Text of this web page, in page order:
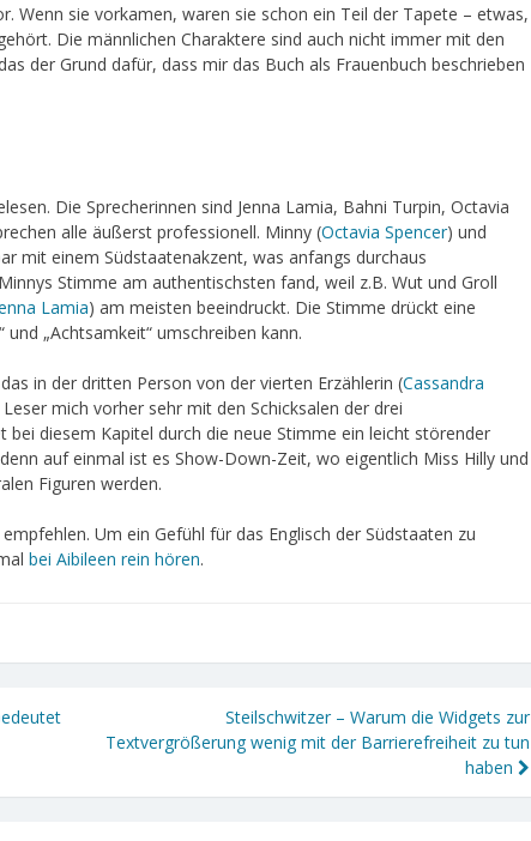
Wenn sie vorkamen, waren sie schon ein Teil der Tapete – etwas,
Die männlichen Charaktere sind auch nicht immer mit den
der Grund dafür, dass mir das Buch als Frauenbuch beschrieben
Die Sprecherinnen sind Jenna Lamia, Bahni Turpin, Octavia
alle äußerst professionell. Minny (Octavia Spencer) und
mit einem Südstaatenakzent, was anfangs durchaus
Stimme am authentischsten fand, weil z.B. Wut und Groll
Lamia) am meisten beeindruckt. Die Stimme drückt eine
„Achtsamkeit“ umschreiben kann.
in der dritten Person von der vierten Erzählerin (Cassandra
mich vorher sehr mit den Schicksalen der drei
diesem Kapitel durch die neue Stimme ein leicht störender
auf einmal ist es Show-Down-Zeit, wo eigentlich Miss Hilly und
Figuren werden.
Um ein Gefühl für das Englisch der Südstaaten zu
bei Aibileen rein hören.
Steilschwitzer – Warum die Widgets zur
Textvergrößerung wenig mit der Barrierefreiheit zu tun
haben